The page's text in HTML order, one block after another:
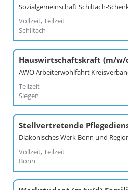
Sozialgemeinschaft Schiltach-
Vollzeit, Teilzeit
Schiltach
Teilzeit
Siegen
Vollzeit, Teilzeit
Bonn